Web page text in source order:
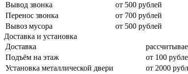
Вывод звонка
от 500 рублей
Перенос звонка
от 700 рублей
Вывоз мусора
от 500 рублей
Доставка и установка
Доставка
Подъём на этаж
от 100
Установка металлической двери
от 2000